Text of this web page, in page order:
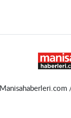
Manisahaberleri.com